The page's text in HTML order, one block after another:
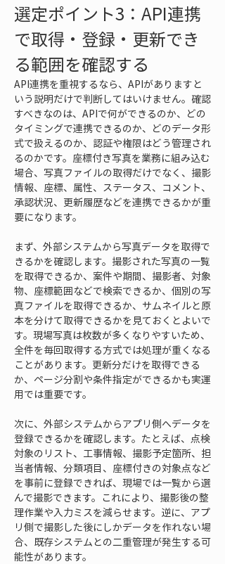
選定ポイント3：API連携
で取得・登録・更新でき
る範囲を確認する
API連携を重視するなら、APIがありますと
いう説明だけで判断してはいけません。確認
すべきなのは、APIで何ができるのか、どの
タイミングで連携できるのか、どのデータ形
式で扱えるのか、認証や権限はどう管理され
るのかです。座標付き写真を業務に組み込む
場合、写真ファイルの取得だけでなく、撮影
情報、座標、属性、ステータス、コメント、
承認状況、更新履歴などを連携できるかが重
要になります。
まず、外部システムから写真データを取得で
きるかを確認します。撮影された写真の一覧
を取得できるか、案件や期間、撮影者、対象
物、座標範囲などで検索できるか、個別の写
真ファイルを取得できるか、サムネイルと原
本を分けて取得できるかを見ておくとよいで
す。現場写真は枚数が多くなりやすいため、
全件を毎回取得する方式では処理が重くなる
ことがあります。更新分だけを取得できる
か、ページ分割や条件指定ができるかも実運
用では重要です。
次に、外部システムからアプリ側へデータを
登録できるかを確認します。たとえば、点検
対象のリスト、工事情報、撮影予定箇所、担
当者情報、分類項目、座標付きの対象点など
を事前に登録できれば、現場では一覧から選
んで撮影できます。これにより、撮影後の整
理作業や入力ミスを減らせます。逆に、アプ
リ側で撮影した後にしかデータを作れない場
合、既存システムとの二重管理が発生する可
能性があります。